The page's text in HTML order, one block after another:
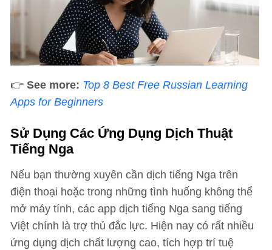
👉 See more: Top 8 Best Free Russian Learning
Apps for Beginners
Sử Dụng Các Ứng Dụng Dịch Thuật
Tiếng Nga
Nếu bạn thường xuyên cần dịch tiếng Nga trên
điện thoại hoặc trong những tình huống không thể
mở máy tính, các app dịch tiếng Nga sang tiếng
Việt chính là trợ thủ đắc lực. Hiện nay có rất nhiều
ứng dụng dịch chất lượng cao, tích hợp trí tuệ